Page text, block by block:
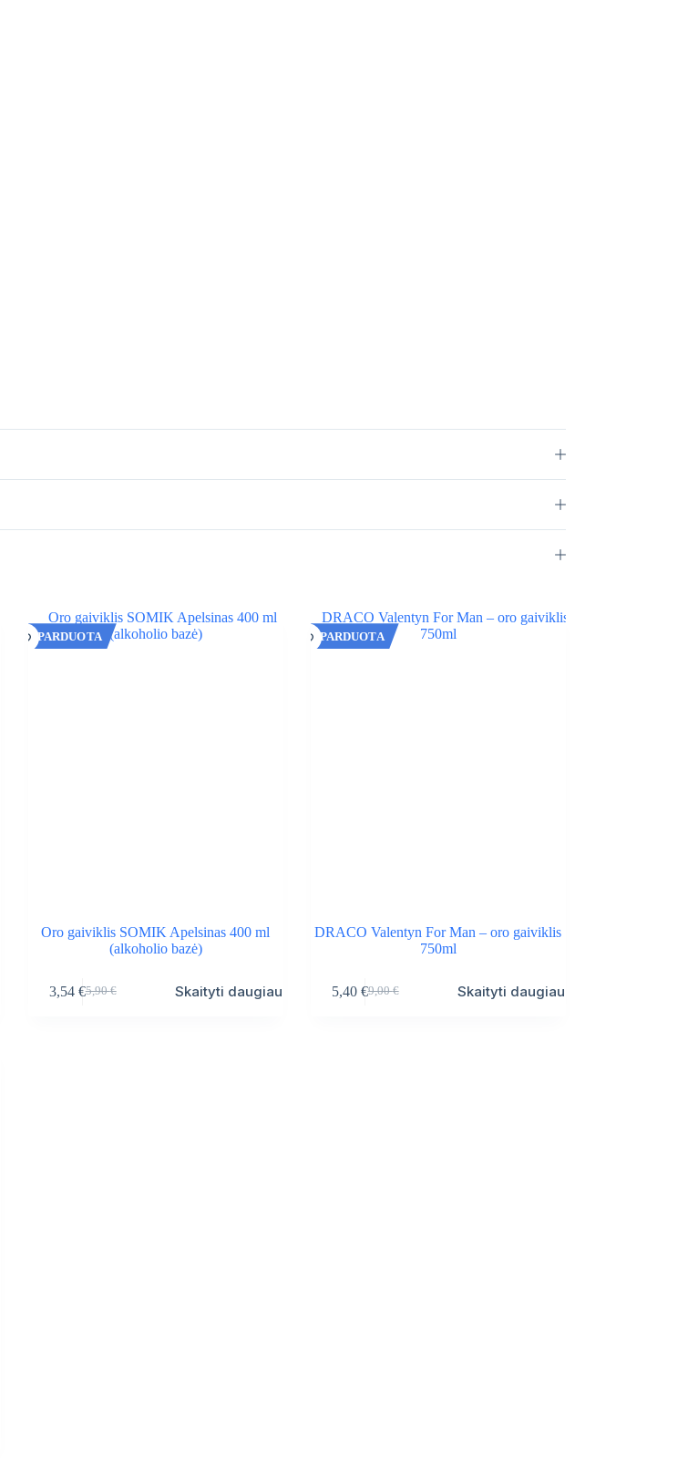
IŠPARDUOTA
Oro gaiviklis SOMIK Apelsinas 400 ml
(alkoholio bazė)
5,90€
Original
3,54 €Current
Skaityti daugiau
IŠPARDUOTA
DRACO Valentyn For Man – oro gaiviklis
750ml
9,00€
Original
5,40 €Current
Skaityti daugiau